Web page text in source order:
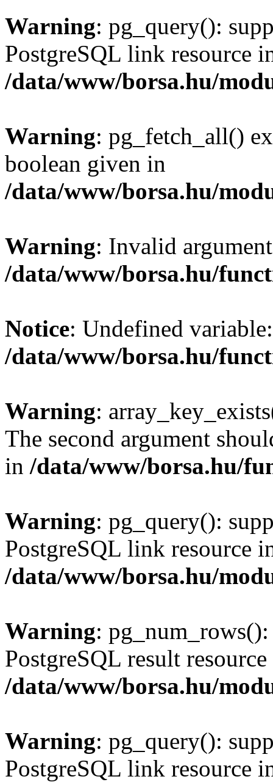
Warning: pg_query():
PostgreSQL link resource
/data/www/borsa.hu/
Warning: pg_fetch_all()
boolean given in
/data/www/borsa.hu/
Warning: Invalid
/data/www/borsa.hu/
Notice: Undefined
/data/www/borsa.hu/
Warning:
The second argument
in /data/www/borsa.hu/
Warning: pg_query():
PostgreSQL link resource
/data/www/borsa.hu/
Warning:
PostgreSQL result
/data/www/borsa.hu/
Warning: pg_query():
PostgreSQL link resource